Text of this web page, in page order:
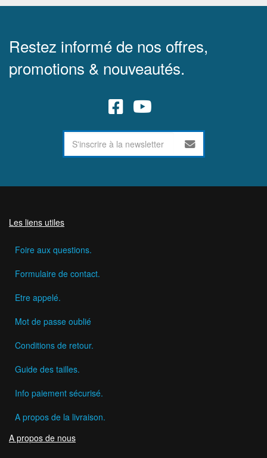
Restez informé de nos offres,
promotions & nouveautés.
Les liens utiles
Foire aux questions.
Formulaire de contact.
Etre appelé.
Mot de passe oublié
Conditions de retour.
Guide des tailles.
Info paiement sécurisé.
A propos de la livraison.
A propos de nous